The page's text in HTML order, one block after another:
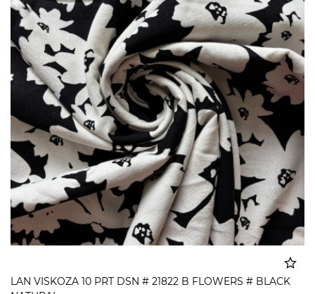
LAN VISKOZA 10 PRT DSN # 21822 B FLOWERS # BLACK